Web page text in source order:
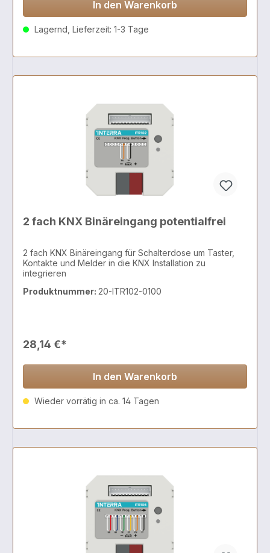
In den Warenkorb
Lagernd, Lieferzeit: 1-3 Tage
2 fach KNX Binäreingang potentialfrei
2 fach KNX Binäreingang für Schalterdose um Taster,
Kontakte und Melder in die KNX Installation zu
integrieren
Produktnummer: 20-ITR102-0100
28,14 €*
In den Warenkorb
Wieder vorrätig in ca. 14 Tagen